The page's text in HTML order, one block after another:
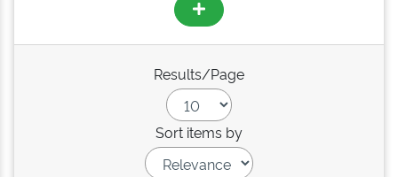
Results/Page
Sort items by